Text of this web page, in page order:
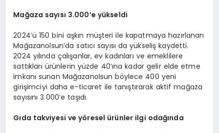
Mağaza sayısı 3.000’e yükseldi
2024’ü 150 bini aşkın müşteri ile kapatmaya hazırlanan
Mağazanolsun’da satıcı sayısı da yükseliş kaydetti.
2024 yılında çalışanlar, ev kadınları ve emeklilere
sattıkları ürünlerin yüzde 40’ına kadar gelir elde etme
imkanı sunan Mağazanolsun böylece 400 yeni
girişimciyi daha e-ticaret ile tanıştırarak aktif mağaza
sayısını 3.000’e taşıdı.
Gıda takviyesi ve yöresel ürünler ilgi odağında